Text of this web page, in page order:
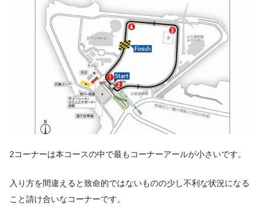
2コーナーは本コースの中で最もコーナーアールが小さいです。
入り方を間違えると致命的ではないものの少し不利な状況になる
こと請け合いなコーナーです。